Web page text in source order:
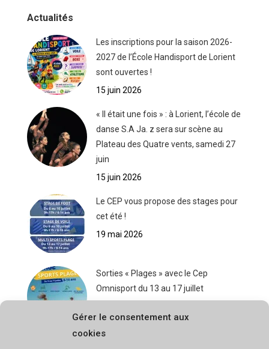
Gérer le consentement aux
cookies
Actualités
Les inscriptions pour la saison 2026-
2027 de l’École Handisport de Lorient
sont ouvertes !
15 juin 2026
« Il était une fois » : à Lorient, l’école de
danse S.A Ja. z sera sur scène au
Plateau des Quatre vents, samedi 27
juin
15 juin 2026
Le CEP vous propose des stages pour
cet été !
19 mai 2026
Sorties « Plages » avec le Cep
Omnisport du 13 au 17 juillet